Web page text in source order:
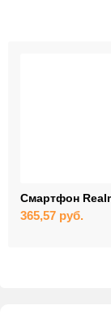
Смартфон
365,57 руб.